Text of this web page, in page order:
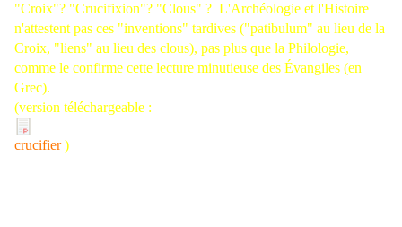
"Croix"? "Crucifixion"? "Clous" ? L'Archéologie et l'Histoire
n'attestent pas ces "inventions" tardives ("patibulum" au lieu de la
Croix, "liens" au lieu des clous), pas plus que la Philologie,
comme le confirme cette lecture minutieuse des Évangiles (en
Grec).
(version téléchargeable :
crucifier)